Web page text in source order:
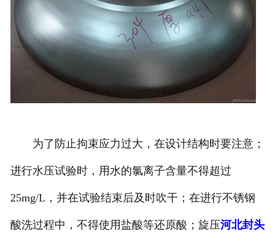
为了防止拘束应力过大，在设计结构时要注意；
进行水压试验时，用水的氯离子含量不得超过
25mg/L，并在试验结束后及时吹干；在进行不锈钢
酸洗过程中，不得使用盐酸等还原酸；旋压河北封头